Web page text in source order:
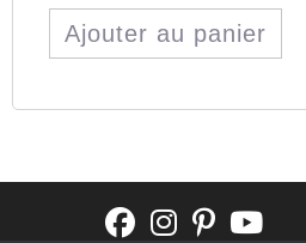
Ajouter au panier